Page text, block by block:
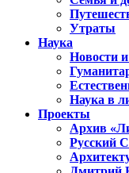
Утраты
Наука
Новости
Наука в
Проекты
Архив
Русский